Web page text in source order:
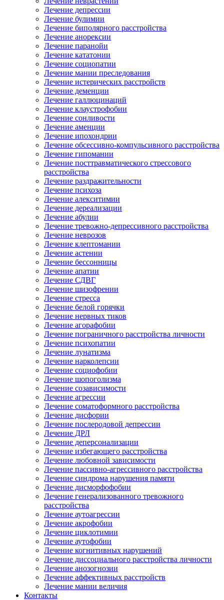
Лечение депрессии
Лечение булимии
Лечение биполярного расстройства
Лечение анорексии
Лечение паранойи
Лечение кататонии
Лечение социопатии
Лечение мании преследования
Лечение истерических расстройств
Лечение деменции
Лечение галлюцинаций
Лечение клаустрофобии
Лечение сонливости
Лечение аменции
Лечение ипохондрии
Лечение обсессивно-компульсивного расстройства
Лечение гипомании
Лечение посттравматического стрессового
расстройства
Лечение раздражительности
Лечение психоза
Лечение алекситимии
Лечение дереализации
Лечение абулии
Лечение тревожно-депрессивного расстройства
Лечение неврозов
Лечение клептомании
Лечение астении
Лечение бессонницы
Лечение апатии
Лечение СДВГ
Лечение шизофрении
Лечение стресса
Лечение белой горячки
Лечение нервных тиков
Лечение агорафобии
Лечение пограничного расстройства личности
Лечение психопатии
Лечение лунатизма
Лечение нарколепсии
Лечение социофобии
Лечение шопоголизма
Лечение созависимости
Лечение агрессии
Лечение соматоформного расстройства
Лечение дисфории
Лечение послеродовой депрессии
Лечение ДРЛ
Лечение деперсонализации
Лечение избегающего расстройства
Лечение любовной зависимости
Лечение пассивно-агрессивного расстройства
Лечение синдрома нарушения памяти
Лечение дисморфофобии
Лечение генерализованного тревожного
расстройства
Лечение аутоагрессии
Лечение акрофобии
Лечение циклотимии
Лечение аутофобии
Лечение когнитивных нарушений
Лечение диссоциального расстройства личности
Лечение анозогнозии
Лечение аффективных расстройств
Лечение мании величия
Контакты